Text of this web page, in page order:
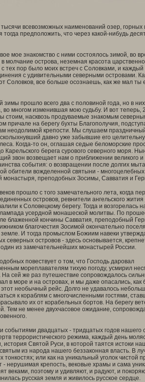
всевозможных наименований озер, горных
предположить, что через какой-нибудь
мое знакомство с ними состоялось зимой, во
молчание острова, неземная красота
тех пор было моих встреч с Соловками, и каждый
с удивительными северными островами.
Соловков, все больше осознаешь, как же мал ты
зимы прошло всего два с половиной года, но в
во многом изменившая мою судьбу. И вот теперь,
стоим, насквозь продуваемые знакомым
причале на берегу бухты Благополучия,
неодолимой крепости. Мы слушаем
давно уже забывшие его
Когда-то он, оглашая седые беломорские
Карельского берега сурового северного моря.
звон возвещает нам о приближении великого и
события: о возвращении после долгих
обители вожделенной святыни -
монастыря, преподобных Зосимы, Савватия и
прошло с того замечательного лета, когда
островов, ревнители ангельского
к Соловецкому берегу. Тогда и возгорелась
усердной монашеской молитвы. По
блаженной кончины Савватия, преподобный
благочестия Зосимой окончательно
И тогда промыслом Божиим навеки
северных островов - здесь основывается,
из замечательнейших монастырей России.
повествует о том, что Господь даровал
мореплавателям тихую погоду, усмирил
На сей же раз путешествие сопровождалось
в море и на островах, и мы даже опасались, как
необычный рейс. Долго не удавалось
к кораблям с многочисленными гостями,
их от корабельных бортов. На берегу
Тем не менее двухчасовое ожидание,
событиями двадцатых - тридцатых годов нашего
террористического режима, каждый день
Святой Руси, в которой таятся истоки
из народа нашего беззаконная власть. В
или как на уникальный уголок чистой
нерушимая крепость, вековые храмы и сама
поэтому и удивляют, и радуют, и
русская земля и живилось русское сердце.